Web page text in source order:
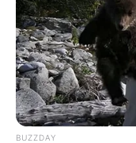
BUZZDAY